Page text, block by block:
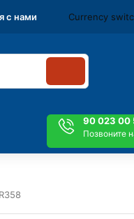
с нами Currency
90 023 00
Позвоните